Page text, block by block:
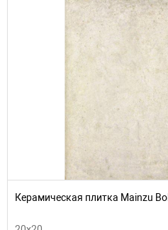
Керамическая плитка Mainzu